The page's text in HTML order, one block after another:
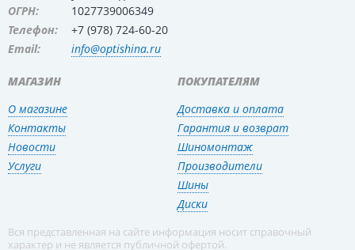
МАГАЗИН
О магазине
Контакты
Новости
Услуги
ПОКУПАТЕЛЯМ
Доставка и оплата
Гарантия и возврат
Шиномонтаж
Производители
Шины
Диски
ОГРН:
1027739006349
Телефон:
+7 (978) 724-60-20
Email:
info@optishina.ru
Вся представленная на сайте информация носит справочный
характер и не является публичной офертой.